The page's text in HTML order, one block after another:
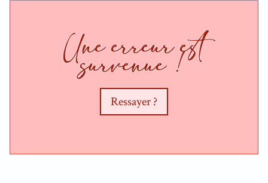
Une erreur est
survenue !
Ressayer ?